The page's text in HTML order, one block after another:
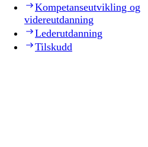
Kompetanseutvikling og
videreutdanning
Lederutdanning
Tilskudd